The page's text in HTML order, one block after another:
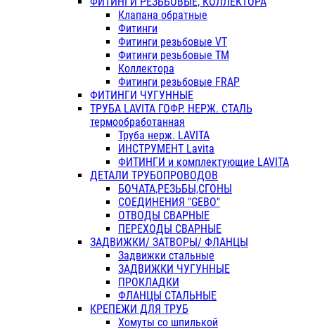
Клапана обратные
Фитинги
Фитинги резьбовые VT
Фитинги резьбовые ТМ
Коллектора
Фитинги резьбовые FRAP
ФИТИНГИ ЧУГУННЫЕ
ТРУБА LAVITA ГОФР. НЕРЖ. СТАЛЬ
термообработанная
Труба нерж. LAVITA
ИНСТРУМЕНТ Lavita
ФИТИНГИ и комплектующие LAVITA
ДЕТАЛИ ТРУБОПРОВОДОВ
БОЧАТА,РЕЗЬБЫ,СГОНЫ
СОЕДИНЕНИЯ "GEBO"
ОТВОДЫ СВАРНЫЕ
ПЕРЕХОДЫ СВАРНЫЕ
ЗАДВИЖКИ/ ЗАТВОРЫ/ ФЛАНЦЫ
Задвижки стальные
ЗАДВИЖКИ ЧУГУННЫЕ
ПРОКЛАДКИ
ФЛАНЦЫ СТАЛЬНЫЕ
КРЕПЕЖИ ДЛЯ ТРУБ
Хомуты со шпилькой